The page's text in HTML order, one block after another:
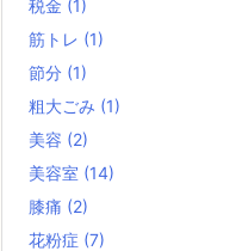
税金 (1)
筋トレ (1)
節分 (1)
粗大ごみ (1)
美容 (2)
美容室 (14)
膝痛 (2)
花粉症 (7)